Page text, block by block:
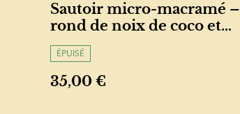
Sautoir micro-macramé –
rond de noix de coco et
perles naturelles
ÉPUISÉ
35,00 €